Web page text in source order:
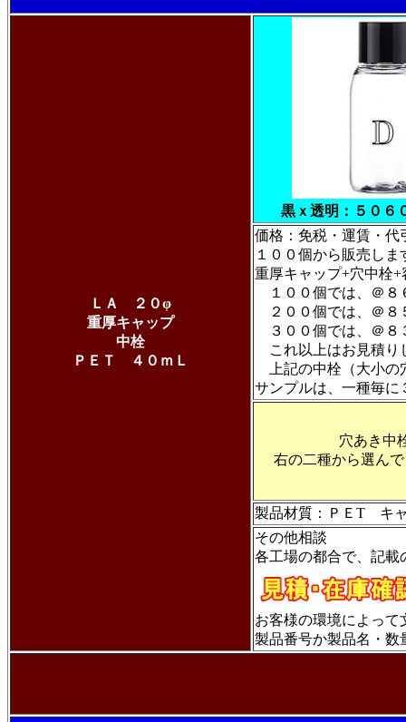
ＬＡ ２０φ
重厚キャップ
中栓
ＰＥＴ ４０ｍＬ
黒ｘ透明：５０６
価格：免税・運賃・
１００個から販売し
重厚キャップ+穴中
１００個では、＠
２００個では、＠８
３００個では、＠
これ以上はお見積り
上記の中栓（大小
サンプルは、一種毎
穴あき中
右の二種から選ん
製品材質：ＰＥT キ
その他相談
各工場の都合で、記載
お客様の環境によって
製品番号か製品名・数